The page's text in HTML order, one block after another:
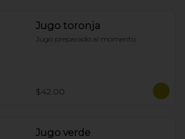
Jugo toronja
Jugo preparado al momento.
$42.00
Jugo verde